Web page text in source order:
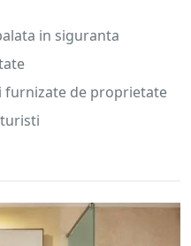
in siguranta
de proprietate